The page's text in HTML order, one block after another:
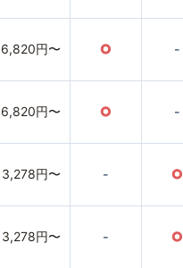
6,820円〜 ○ -
6,820円〜 ○ -
3,278円〜 - ○
3,278円〜 - ○